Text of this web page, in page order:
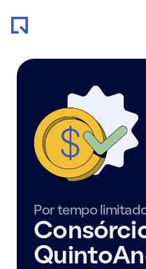
Por tempo